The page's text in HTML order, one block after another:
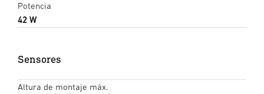
Potencia
42 W
Sensores
Altura de montaje máx.